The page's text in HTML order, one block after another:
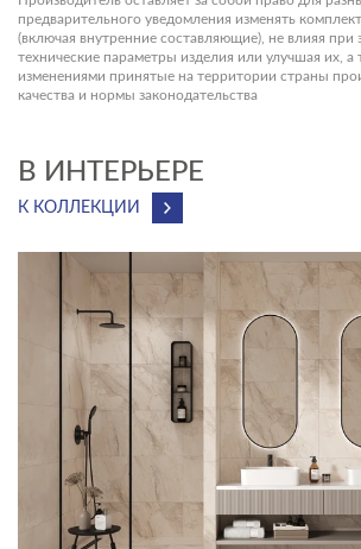
предварительного уведомления изменять
(включая внутренние составляющие), не влияя при
технические параметры изделия или улучшая их, а
изменениями принятые на территории страны
качества и нормы законодательства
В ИНТЕРЬЕРЕ
К КОЛЛЕКЦИИ